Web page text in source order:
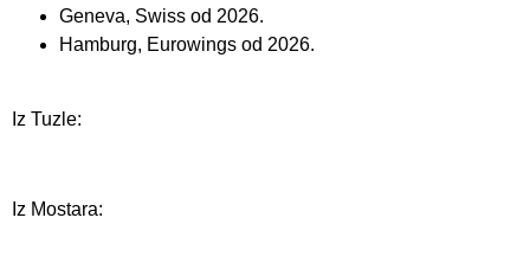
Geneva, Swiss od 2026.
Hamburg, Eurowings od 2026.
Iz Tuzle:
Iz Mostara: